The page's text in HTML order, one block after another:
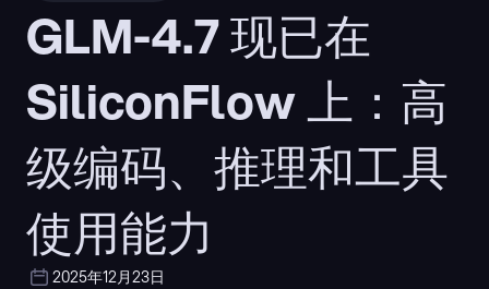
GLM-4.7 现已在
SiliconFlow 上：高
级编码、推理和工具
使用能力
2025年12月23日